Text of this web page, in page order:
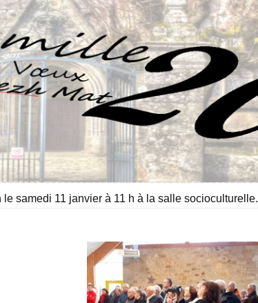
samedi 11 janvier à 11 h à la salle socioculturelle.